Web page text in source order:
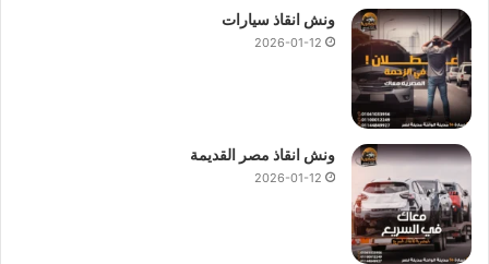
ونش انقاذ سيارات
2026-01-12
ونش انقاذ مصر القديمة
2026-01-12